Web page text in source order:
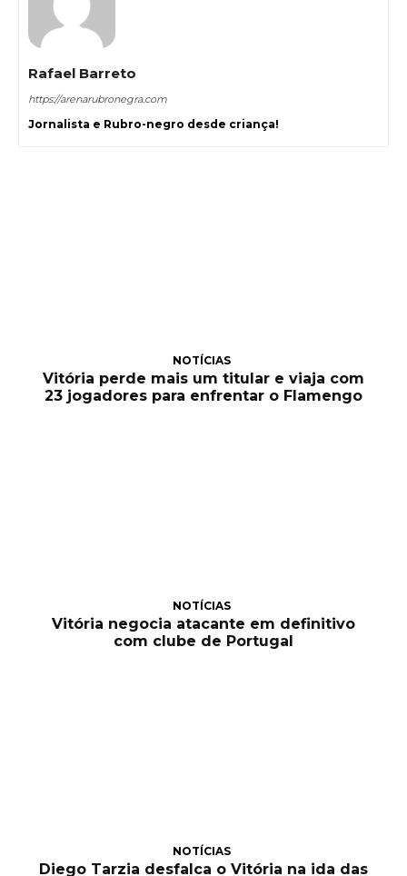
Rafael Barreto
https://arenarubronegra.com
Jornalista e Rubro-negro desde criança!
NOTÍCIAS
Vitória perde mais um titular e viaja com
23 jogadores para enfrentar o Flamengo
NOTÍCIAS
Vitória negocia atacante em definitivo
com clube de Portugal
NOTÍCIAS
Diego Tarzia desfalca o Vitória na ida das